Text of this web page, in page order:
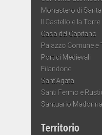
Monastero di
Il Castello e la Torre
Casa del Capitano
Palazzo Comune e
Portici Medievali
Filandone
Sant’Agata
Santi Fermo e
Santuario
Territorio